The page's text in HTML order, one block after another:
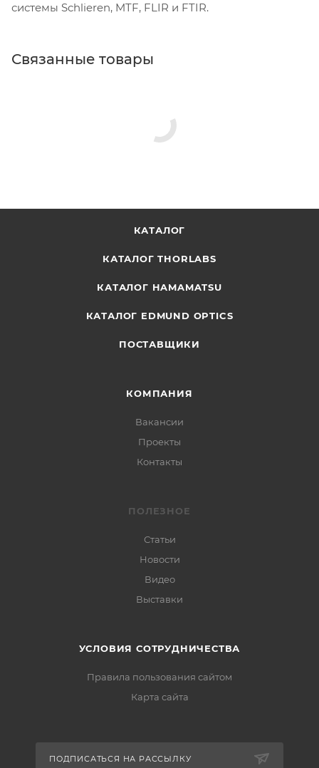
системы Schlieren, MTF, FLIR и FTIR.
Связанные товары
КАТАЛОГ
КАТАЛОГ THORLABS
КАТАЛОГ HAMAMATSU
КАТАЛОГ EDMUND OPTICS
ПОСТАВЩИКИ
КОМПАНИЯ
Вакансии
Проекты
Контакты
ПОЛЕЗНОЕ
Статьи
Новости
Видео
Выставки
УСЛОВИЯ СОТРУДНИЧЕСТВА
Правила пользования сайтом
Карта сайта
ПОДПИСАТЬСЯ НА РАССЫЛКУ